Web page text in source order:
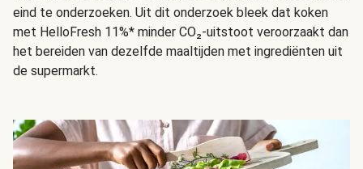
eind te onderzoeken. Uit dit onderzoek bleek dat koken
met HelloFresh 11%* minder CO₂-uitstoot veroorzaakt dan
het bereiden van dezelfde maaltijden met ingrediënten uit
de supermarkt.